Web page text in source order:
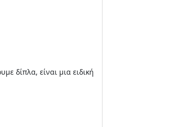
δίπλα, είναι μια ειδική